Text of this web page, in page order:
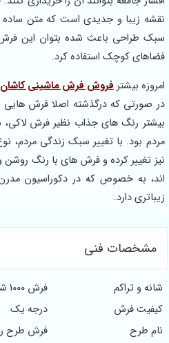
زیبا و جدیدی است که متن ساده
طراحی باعث شده بتوان این فرش
کوچک استفاده کرد.
بیشترفروش فرش ماشینی کاشان
صورتی که درگذشته اصلا فرش هایی
رنگ های جذاب نظیر فرش لاکی،
بود. با تغییر سبک زندگی مردم،
تغییر کرده و فرش های با رنگ روشن و
به خصوص که در دکوراسیون
دارد.
مشخصات فنی
و تراکم
فرش 1000 شانه تراکم 3000
فرش
درجه یک
طرح
فرش طرح